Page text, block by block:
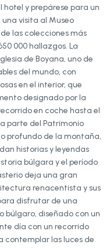
hotel y prepárese para un
visita al Museo
las colecciones más
000 hallazgos. La
de Boyana, uno de
del mundo, con
en el interior, que
designado por la
en coche hasta el
parte del Patrimonio
profundo de la montaña,
historias y leyendas
búlgara y el período
deja una gran
renacentista y sus
disfrutar de una
búlgaro, diseñado con un
día con un recorrido
contemplar las luces de